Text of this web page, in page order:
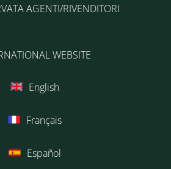
AGENTI/RIVENDITORI
WEBSITE
English
Français
Español